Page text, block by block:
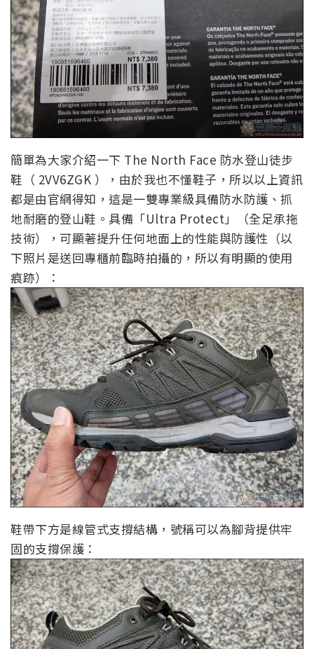
簡單為大家介紹一下 The North Face 防水登山徒步
鞋（ 2VV6ZGK ），由於我也不懂鞋子，所以以上資訊
都是由官網得知，這是一雙專業級具備防水防護、抓
地耐磨的登山鞋。具備「Ultra Protect」（全足承拖
技術），可顯著提升任何地面上的性能與防護性（以
下照片是送回專櫃前臨時拍攝的，所以有明顯的使用
痕跡）：
鞋帶下方是線管式支撐結構，號稱可以為腳背提供牢
固的支撐保護：